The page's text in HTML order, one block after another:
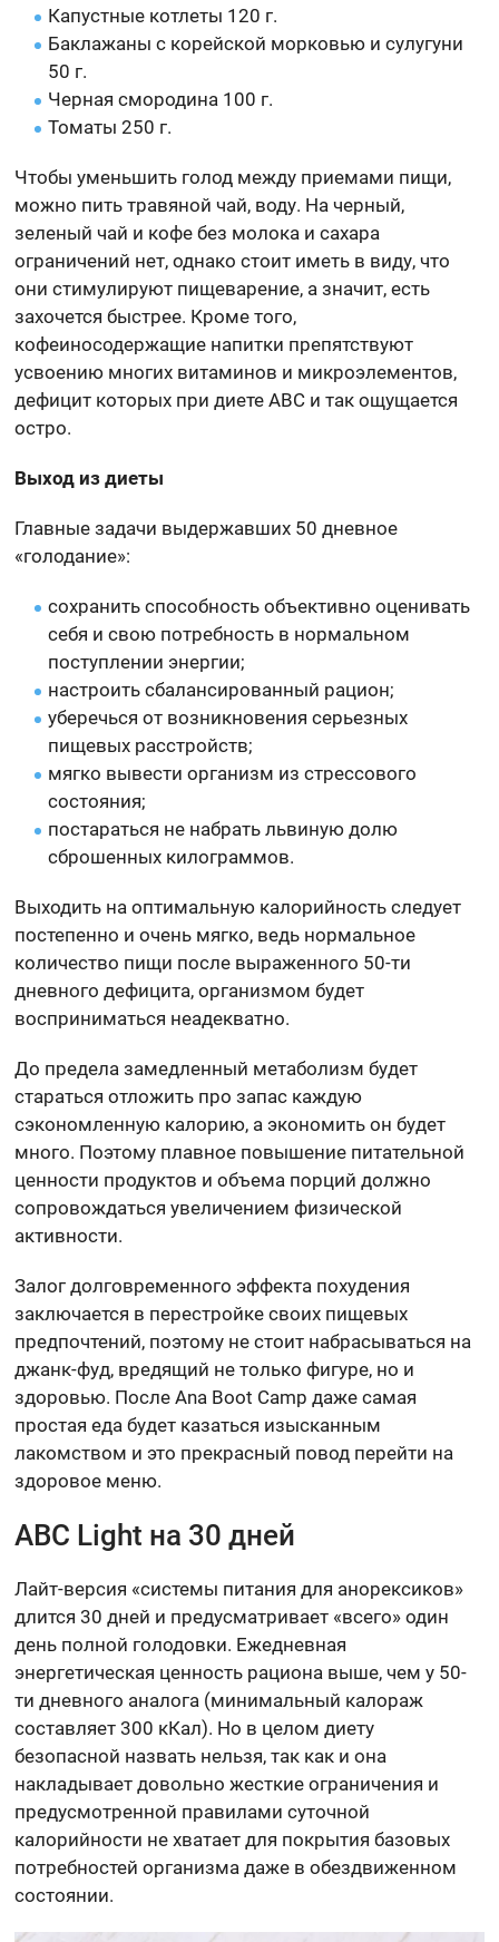
Капустные котлеты 120 г.
Баклажаны с корейской морковью и сулугуни
50 г.
Черная смородина 100 г.
Томаты 250 г.
Чтобы уменьшить голод между приемами пищи,
можно пить травяной чай, воду. На черный,
зеленый чай и кофе без молока и сахара
ограничений нет, однако стоит иметь в виду, что
они стимулируют пищеварение, а значит, есть
захочется быстрее. Кроме того,
кофеиносодержащие напитки препятствуют
усвоению многих витаминов и микроэлементов,
дефицит которых при диете ABC и так ощущается
остро.
Выход из диеты
Главные задачи выдержавших 50 дневное
«голодание»:
сохранить способность объективно оценивать
себя и свою потребность в нормальном
поступлении энергии;
настроить сбалансированный рацион;
уберечься от возникновения серьезных
пищевых расстройств;
мягко вывести организм из стрессового
состояния;
постараться не набрать львиную долю
сброшенных килограммов.
Выходить на оптимальную калорийность следует
постепенно и очень мягко, ведь нормальное
количество пищи после выраженного 50-ти
дневного дефицита, организмом будет
восприниматься неадекватно.
До предела замедленный метаболизм будет
стараться отложить про запас каждую
сэкономленную калорию, а экономить он будет
много. Поэтому плавное повышение питательной
ценности продуктов и объема порций должно
сопровождаться увеличением физической
активности.
Залог долговременного эффекта похудения
заключается в перестройке своих пищевых
предпочтений, поэтому не стоит набрасываться на
джанк-фуд, вредящий не только фигуре, но и
здоровью. После Ana Boot Camp даже самая
простая еда будет казаться изысканным
лакомством и это прекрасный повод перейти на
здоровое меню.
ABC Light на 30 дней
Лайт-версия «системы питания для анорексиков»
длится 30 дней и предусматривает «всего» один
день полной голодовки. Ежедневная
энергетическая ценность рациона выше, чем у 50-
ти дневного аналога (минимальный калораж
составляет 300 кКал). Но в целом диету
безопасной назвать нельзя, так как и она
накладывает довольно жесткие ограничения и
предусмотренной правилами суточной
калорийности не хватает для покрытия базовых
потребностей организма даже в обездвиженном
состоянии.